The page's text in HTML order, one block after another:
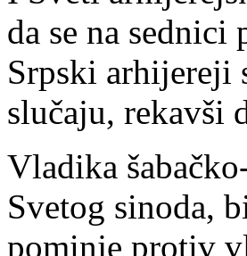
da se na
Srpski arhijereji
slučaju, rekavši
Vladika
Svetog sinoda,
pominje protiv